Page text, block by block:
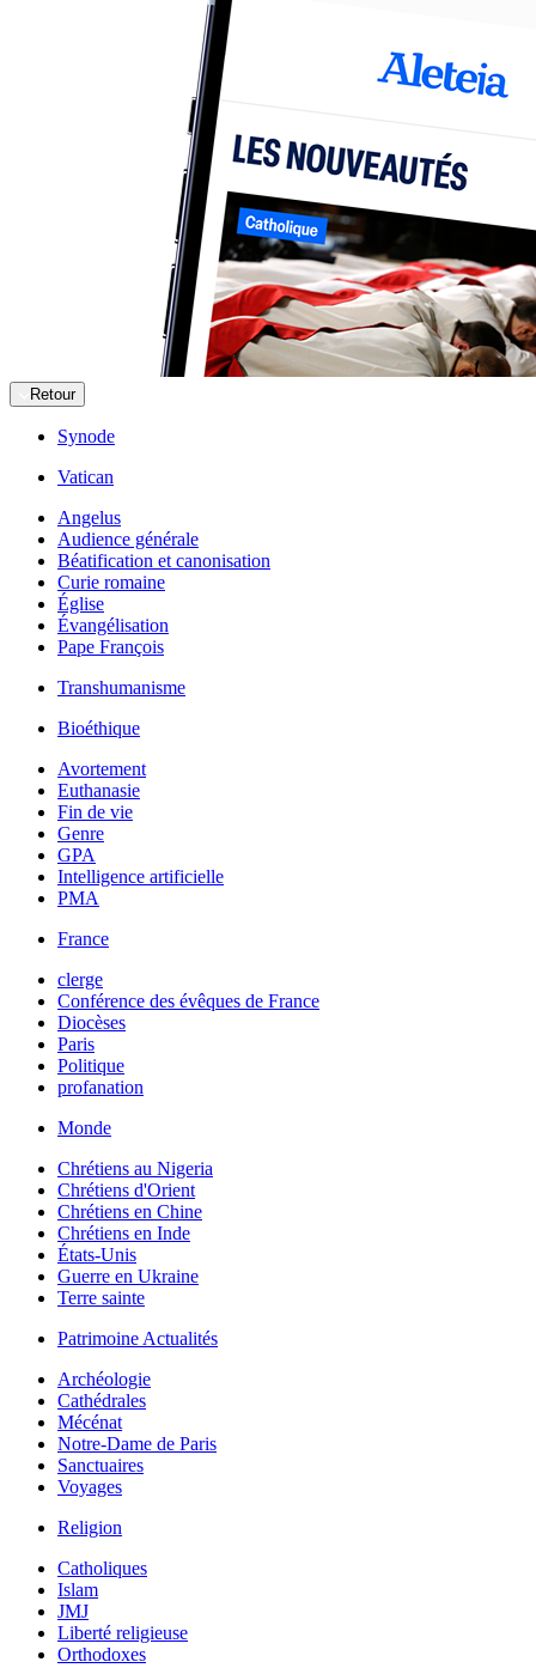
Retour
Synode
Vatican
Angelus
Audience générale
Béatification et canonisation
Curie romaine
Église
Évangélisation
Pape François
Transhumanisme
Bioéthique
Avortement
Euthanasie
Fin de vie
Genre
GPA
Intelligence artificielle
PMA
France
clerge
Conférence des évêques de France
Diocèses
Paris
Politique
profanation
Monde
Chrétiens au Nigeria
Chrétiens d'Orient
Chrétiens en Chine
Chrétiens en Inde
États-Unis
Guerre en Ukraine
Terre sainte
Patrimoine Actualités
Archéologie
Cathédrales
Mécénat
Notre-Dame de Paris
Sanctuaires
Voyages
Religion
Catholiques
Islam
JMJ
Liberté religieuse
Orthodoxes